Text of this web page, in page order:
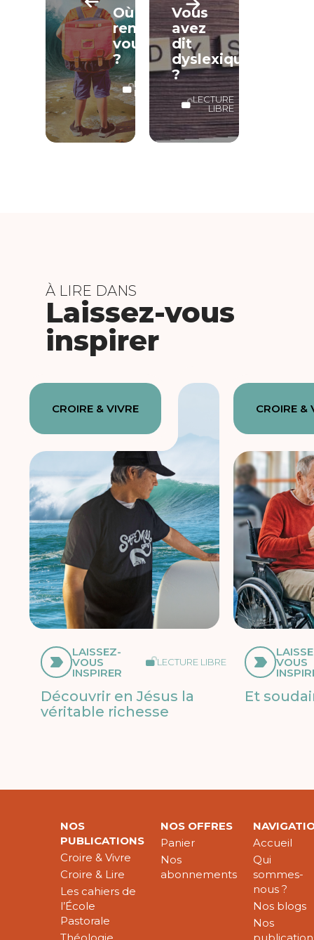
Où
rentrez-
vous
?
LECTURE
LIBRE
Vous
avez
dit
dyslexique
?
LECTURE
LIBRE
À LIRE DANS
Laissez-vous
inspirer
CROIRE & VIVRE
LAISSEZ-
VOUS
INSPIRER
LECTURE LIBRE
Découvrir en Jésus la
véritable richesse
CROIRE &
VOUS
Et
NOS
PUBLICATIONS
Croire & Vivre
Croire & Lire
Les cahiers de
l’École
Pastorale
NOS OFFRES
Panier
Nos
abonnements
Accueil
Qui
sommes-
nous ?
Nos blogs
Nos